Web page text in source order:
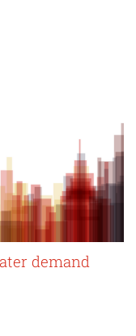
demand